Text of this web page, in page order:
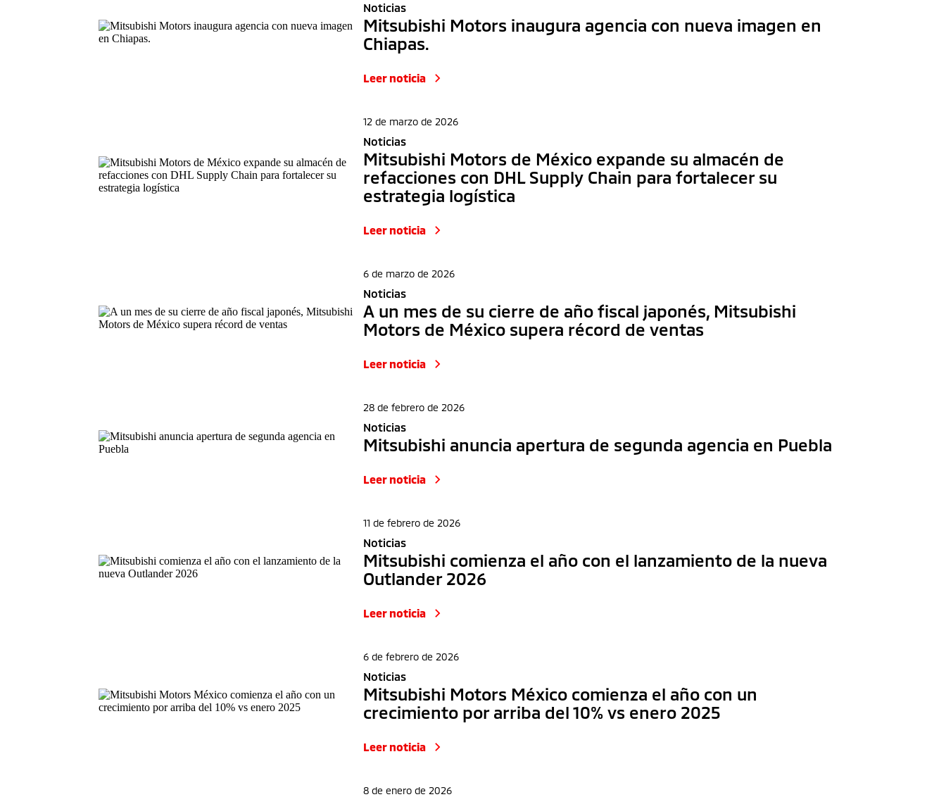
Noticias
Mitsubishi Motors inaugura agencia con nueva imagen en
Chiapas.
Leer noticia
12 de marzo de 2026
Noticias
Mitsubishi Motors de México expande su almacén de
refacciones con DHL Supply Chain para fortalecer su
estrategia logística
Leer noticia
6 de marzo de 2026
Noticias
A un mes de su cierre de año fiscal japonés, Mitsubishi
Motors de México supera récord de ventas
Leer noticia
28 de febrero de 2026
Noticias
Mitsubishi anuncia apertura de segunda agencia en Puebla
Leer noticia
11 de febrero de 2026
Noticias
Mitsubishi comienza el año con el lanzamiento de la nueva
Outlander 2026
Leer noticia
6 de febrero de 2026
Noticias
Mitsubishi Motors México comienza el año con un
crecimiento por arriba del 10% vs enero 2025
Leer noticia
8 de enero de 2026